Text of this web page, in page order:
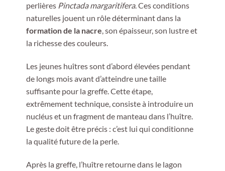
perlières Pinctada margaritifera. Ces conditions
naturelles jouent un rôle déterminant dans la
formation de la nacre, son épaisseur, son lustre et
la richesse des couleurs.
Les jeunes huîtres sont d’abord élevées pendant
de longs mois avant d’atteindre une taille
suffisante pour la greffe. Cette étape,
extrêmement technique, consiste à introduire un
nucléus et un fragment de manteau dans l’huître.
Le geste doit être précis : c’est lui qui conditionne
la qualité future de la perle.
Après la greffe, l’huître retourne dans le lagon